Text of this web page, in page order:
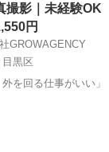
撮影｜未経験OK
円
GROWAGENCY
黒区
外を回る仕事がいい